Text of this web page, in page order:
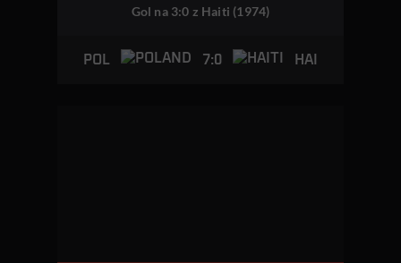
Gol na 3:0 z Haiti (1974)
POL 7:0 HAI